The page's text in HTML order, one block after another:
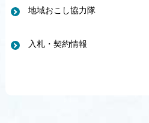
地域おこし協力隊
入札・契約情報